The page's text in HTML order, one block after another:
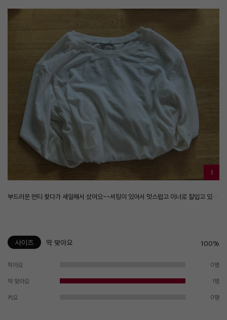
1
부드러운 면티 찾다가 세일해서 샀어요~~셔링이 있어서 멋스럽고 이너로 잘입고 있어욤. 적당한 두께감에 촉감도 실크같아요
사이즈 딱 맞아요 100%
작아요 0명
딱 맞아요 1명
커요 0명